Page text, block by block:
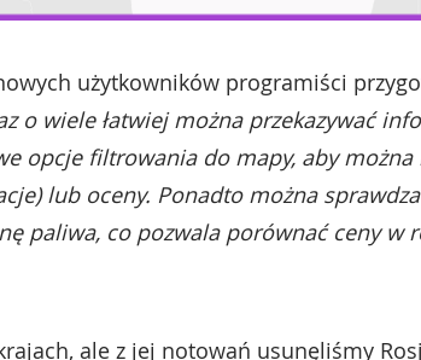
użytkowników programiści
o wiele łatwiej można przekazywać
opcje filtrowania do mapy, aby można
lub oceny. Ponadto można
paliwa, co pozwala porównać ceny w
ale z jej notowań usunęliśmy